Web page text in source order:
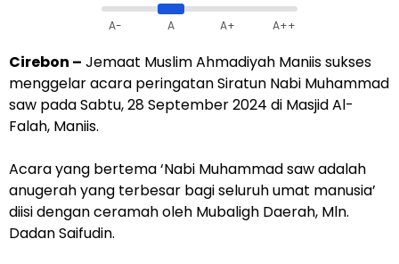
A- A A+ A++
Cirebon – Jemaat MuslimAhmadiyah Maniissukses
menggelar acara peringatan Siratun Nabi Muhammad
saw pada Sabtu, 28 September 2024 di Masjid Al-
Falah, Maniis.
Acara yang bertema ‘Nabi Muhammad saw adalah
anugerah yang terbesar bagi seluruh umat manusia’
diisi dengan ceramah oleh Mubaligh Daerah, Mln.
Dadan Saifudin.